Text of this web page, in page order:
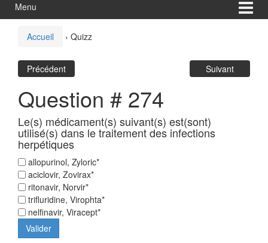
Menu
Accueil › Quizz
Précédent Suivant
Question # 274
Le(s) médicament(s) suivant(s) est(sont)
utilisé(s) dans le traitement des infections
herpétiques
allopurinol, Zyloric*
aciclovir, Zovirax*
ritonavir, Norvir*
trifluridine, Virophta*
nelfinavir, Viracept*